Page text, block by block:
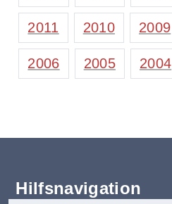
2011 2010 2009
2006 2005 2004
Hilfsnavigation